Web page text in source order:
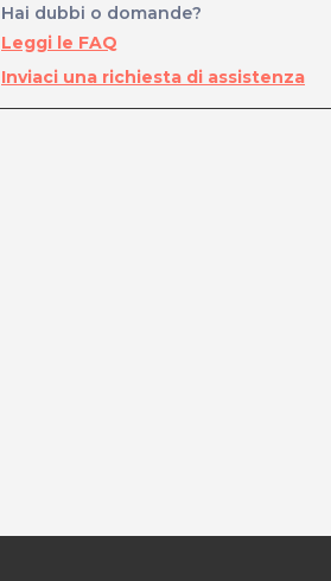
Hai dubbi o domande?
Leggi le FAQ
Inviaci una richiesta di assistenza